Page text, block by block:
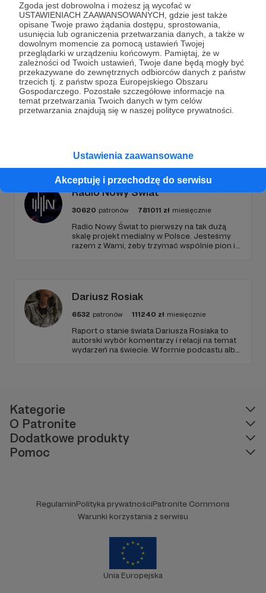
Zgoda jest dobrowolna i możesz ją wycofać w
USTAWIENIACH ZAAWANSOWANYCH, gdzie jest także
opisane Twoje prawo żądania dostępu, sprostowania,
usunięcia lub ograniczenia przetwarzania danych, a także w
dowolnym momencie za pomocą ustawień Twojej
przeglądarki w urządzeniu końcowym. Pamiętaj, że w
zależności od Twoich ustawień, Twoje dane będą mogły być
przekazywane do zewnętrznych odbiorców danych z państw
trzecich tj. z państw spoza Europejskiego Obszaru
Gospodarczego. Pozostałe szczegółowe informacje na
temat przetwarzania Twoich danych w tym celów
przetwarzania znajdują się w naszej polityce prywatności.
Ustawienia zaawansowane
Akceptuję i przechodzę do serwisu
Wesprzyj działalność AutoraCentrum Formacji
Duchowej - Krakówjuż teraz!
Zostań Patronem
Radio Nowy Świat
30620 patronów 781011 zł miesięcznie
Radio Nowy Świat to pierwszy na tak dużą
skalę projekt medialny w Polsce. Jesteśmy
razem z Wami, żeby trzymać wspólnie pion i
Dariusz Rosiak
6532 patronów 111240 zł miesięcznie
Raport o stanie świata Dariusza Rosiaka to
autorski wybór komentarzy i relacji na temat
wydarzeń na świecie. W formie podcastu albo
Kategorie
O Patronite
Dodatkowe produkty
Pomoc
RegulaminPolityka prywatnościPatronite Commons
Warunki korzystania z serwisu
Unia Europejska